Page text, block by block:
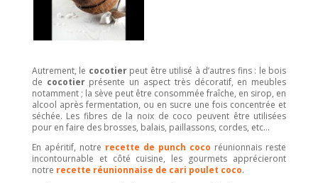
Autrement, le cocotierpeut être utilisé à d’autres fins : le bois
de cocotierprésente un aspect très décoratif, en meubles
notamment ; la sève peut être consommée fraîche, en sirop, en
alcool après fermentation, ou en sucre une fois concentrée et
séchée. Les fibres de la noix de coco peuvent être utilisées
pour en faire des brosses, balais, paillassons, cordes, etc…
En apéritif, notre recette de punch coco réunionnais reste
incontournable et côté cuisine, les gourmets apprécieront
notre recette réunionnaise de cari poulet coco.